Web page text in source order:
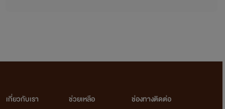
เกี่ยวกับเรา
ช่วยเหลือ
ช่องทางติดต่อ